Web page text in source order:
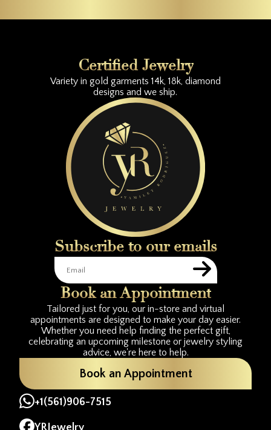
Certified Jewelry
Variety in gold garments 14k, 18k, diamond
designs and we ship.
Subscribe to our emails
Book an Appointment
Tailored just for you, our in-store and virtual
appointments are designed to make your day easier.
Whether you need help finding the perfect gift,
celebrating an upcoming milestone or jewelry styling
advice, we're here to help.
Book an Appointment
+1(561)906-7515